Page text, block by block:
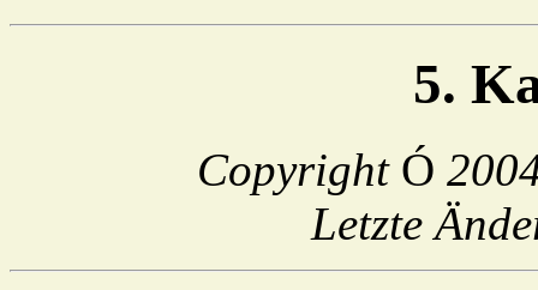
5.
Copyright Ó
Letzte